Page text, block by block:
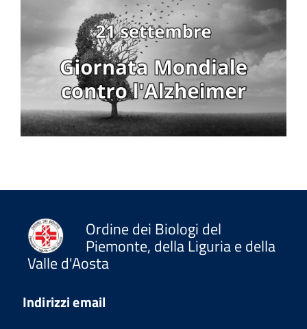
Ordine dei Biologi del
Piemonte, della Liguria e della
Valle d'Aosta
Indirizzi email